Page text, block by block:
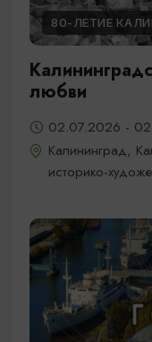
80-ЛЕТИЕ
любви
02.07.2026 -
Калининград,
историко-